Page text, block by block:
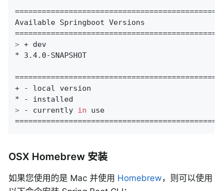
Available Springboot Versions
> + dev
* 3.4.0-SNAPSHOT
+ - local version
> - currently in use
OSX Homebrew 安装
如果您使用的是 Mac 并使用 Homebrew ，则可以使用